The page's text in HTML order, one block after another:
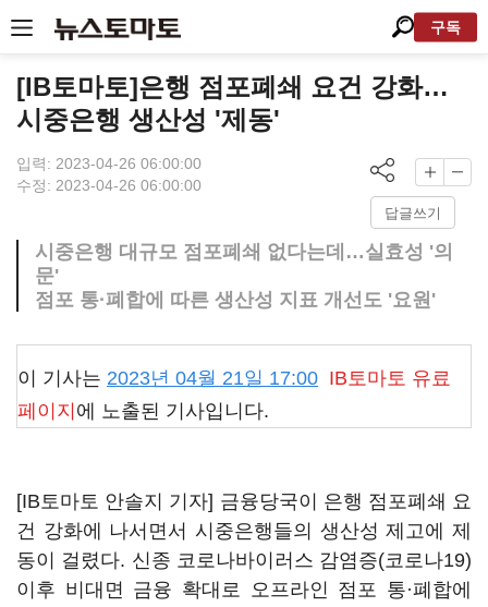
구독
[IB토마토]은행 점포폐쇄 요건 강화…
시중은행 생산성 '제동'
입력: 2023-04-26 06:00:00
수정: 2023-04-26 06:00:00
답글쓰기
시중은행 대규모 점포폐쇄 없다는데…실효성 '의
문'
점포 통·폐합에 따른 생산성 지표 개선도 '요원'
이 기사는 2023년 04월 21일 17:00 IB토마토 유료
페이지 에 노출된 기사입니다.
[IB토마토 안솔지 기자] 금융당국이 은행 점포폐쇄 요
건 강화에 나서면서 시중은행들의 생산성 제고에 제
동이 걸렸다. 신종 코로나바이러스 감염증(코로나19)
이후 비대면 금융 확대로 오프라인 점포 통·폐합에